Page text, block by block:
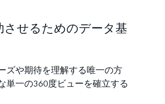
せるためのデータ基
ズや期待を理解する唯一の方
単一の360度ビューを確立する